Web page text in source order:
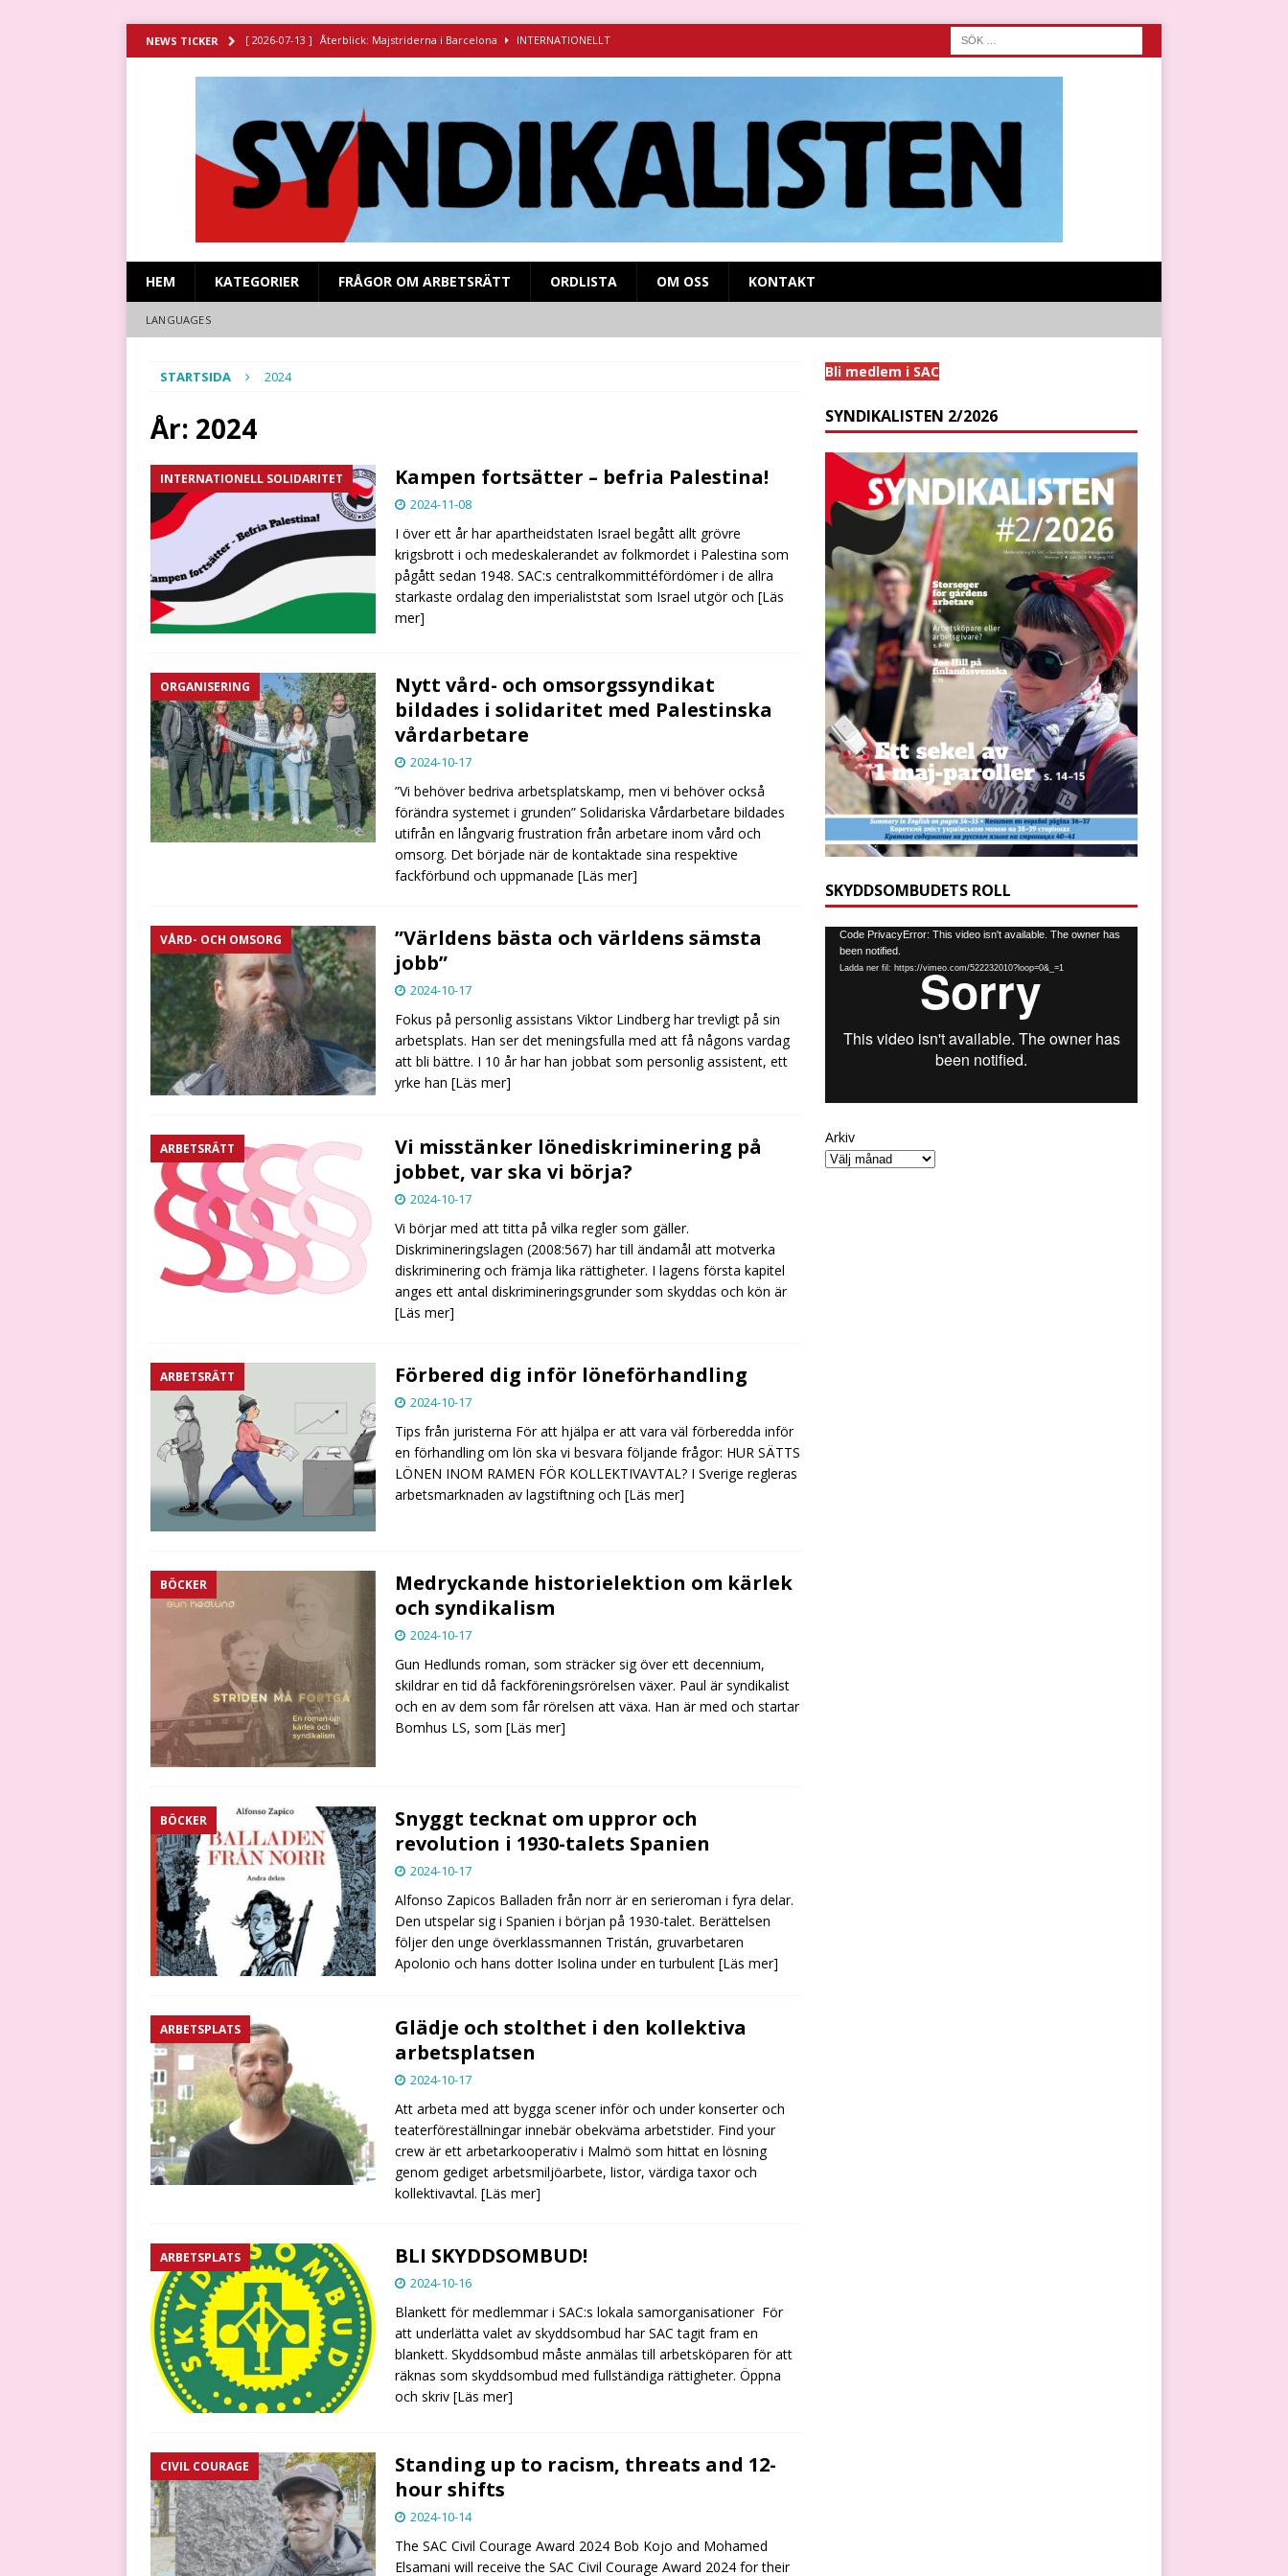
NEWS TICKER [ 2026-07-13 ] Återblick: Majstriderna i Barcelona INTERNATIONELLT
Strejken vid Stripa gruva 1925-1927 – föredrag för Syndikalistiska kamratföreningen
HISTORIA
[ 2026-06-23 ] Missa inte filmen om syndikalistisk kamp på SVT Play! MIGRANTARBETARE
[ 2026-07-15 ] Återblick: Revolutionens och inbördeskrigets Spanien INTERNATIONELLT
HEM KATEGORIER FRÅGOR OM ARBETSRÄTT ORDLISTA OM OSS KONTAKT
LANGUAGES
STARTSIDA 2024
År: 2024
INTERNATIONELL SOLIDARITET Kampen fortsätter – befria Palestina!
2024-11-08
I över ett år har apartheidstaten Israel begått allt grövre
krigsbrott i och medeskalerandet av folkmordet i Palestina som
pågått sedan 1948. SAC:s centralkommittéfördömer i de allra
starkaste ordalag den imperialiststat som Israel utgör och [Läs
mer]
ORGANISERING
Nytt vård- och omsorgssyndikat
bildades i solidaritet med Palestinska
vårdarbetare
2024-10-17
”Vi behöver bedriva arbetsplatskamp, men vi behöver också
förändra systemet i grunden” Solidariska Vårdarbetare bildades
utifrån en långvarig frustration från arbetare inom vård och
omsorg. Det började när de kontaktade sina respektive
fackförbund och uppmanade [Läs mer]
VÅRD- OCH OMSORG
”Världens bästa och världens sämsta
jobb”
2024-10-17
Fokus på personlig assistans Viktor Lindberg har trevligt på sin
arbetsplats. Han ser det meningsfulla med att få någons vardag
att bli bättre. I 10 år har han jobbat som personlig assistent, ett
yrke han [Läs mer]
ARBETSRÄTT
Vi misstänker lönediskriminering på
jobbet, var ska vi börja?
2024-10-17
Vi börjar med att titta på vilka regler som gäller.
Diskrimineringslagen (2008:567) har till ändamål att motverka
diskriminering och främja lika rättigheter. I lagens första kapitel
anges ett antal diskrimineringsgrunder som skyddas och kön är
[Läs mer]
ARBETSRÄTT Förbered dig inför löneförhandling
2024-10-17
Tips från juristerna För att hjälpa er att vara väl förberedda inför
en förhandling om lön ska vi besvara följande frågor: HUR SÄTTS
LÖNEN INOM RAMEN FÖR KOLLEKTIVAVTAL? I Sverige regleras
arbetsmarknaden av lagstiftning och [Läs mer]
BÖCKER
Medryckande historielektion om kärlek
och syndikalism
2024-10-17
Gun Hedlunds roman, som sträcker sig över ett decennium,
skildrar en tid då fackföreningsrörelsen växer. Paul är syndikalist
och en av dem som får rörelsen att växa. Han är med och startar
Bomhus LS, som [Läs mer]
BÖCKER
Snyggt tecknat om uppror och
revolution i 1930-talets Spanien
2024-10-17
Alfonso Zapicos Balladen från norr är en serieroman i fyra delar.
Den utspelar sig i Spanien i början på 1930-talet. Berättelsen
följer den unge överklassmannen Tristán, gruvarbetaren
Apolonio och hans dotter Isolina under en turbulent [Läs mer]
ARBETSPLATS
Glädje och stolthet i den kollektiva
arbetsplatsen
2024-10-17
Att arbeta med att bygga scener inför och under konserter och
teaterföreställningar innebär obekväma arbetstider. Find your
crew är ett arbetarkooperativ i Malmö som hittat en lösning
genom gediget arbetsmiljöarbete, listor, värdiga taxor och
kollektivavtal. [Läs mer]
ARBETSPLATS BLI SKYDDSOMBUD!
2024-10-16
Blankett för medlemmar i SAC:s lokala samorganisationer För
att underlätta valet av skyddsombud har SAC tagit fram en
blankett. Skyddsombud måste anmälas till arbetsköparen för att
räknas som skyddsombud med fullständiga rättigheter. Öppna
och skriv [Läs mer]
CIVIL COURAGE
Standing up to racism, threats and 12-
hour shifts
2024-10-14
The SAC Civil Courage Award 2024 Bob Kojo and Mohamed
Elsamani will receive the SAC Civil Courage Award 2024 for their
Bli medlem i SAC
SYNDIKALISTEN 2/2026
SKYDDSOMBUDETS ROLL
Videospelare
Code PrivacyError: This video isn't available. The owner has
been notified.
Ladda ner fil: https://vimeo.com/522232010?loop=0&_=1
Arkiv